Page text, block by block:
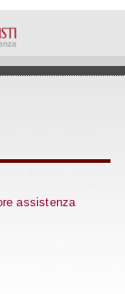
assistenza